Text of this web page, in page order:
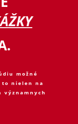
možné
to nielen na